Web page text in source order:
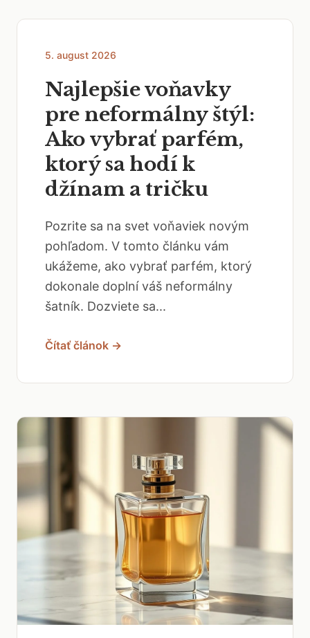
5. august 2026
Najlepšie voňavky
pre neformálny štýl:
Ako vybrať parfém,
ktorý sa hodí k
džínam a tričku
Pozrite sa na svet voňaviek novým
pohľadom. V tomto článku vám
ukážeme, ako vybrať parfém, ktorý
dokonale doplní váš neformálny
šatník. Dozviete sa...
Čítať článok →